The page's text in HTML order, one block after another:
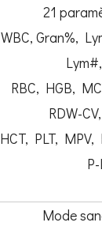
21
WBC, Gran%,
RBC, HGB,
RDW-
HCT, PLT, MPV,
Mode